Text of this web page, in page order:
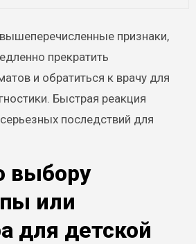
признаки,
прекратить
и обратиться к врачу для
Быстрая реакция
последствий для
выбору
или
для детской